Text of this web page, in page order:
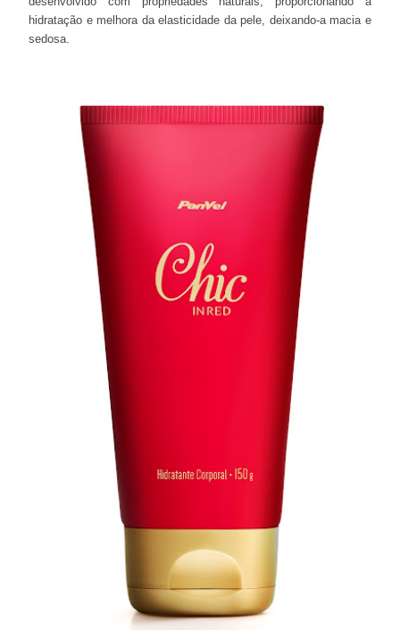
hidratação e melhora da elasticidade da pele, deixando-a macia e
sedosa.